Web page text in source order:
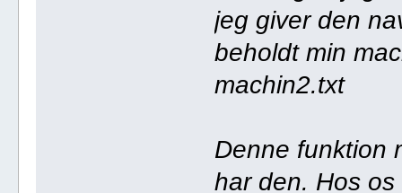
jeg giver den
beholdt min
machin2.txt
Denne funktion
har den. Hos